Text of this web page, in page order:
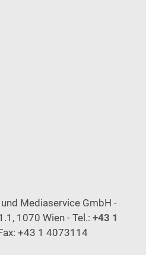
Mediaservice GmbH -
1070 Wien - Tel.: +43 1
+43 1 4073114